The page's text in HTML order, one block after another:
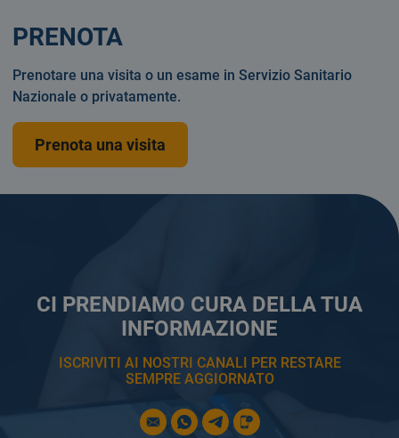
CI PRENDIAMO CURA DELLA TUA
INFORMAZIONE
ISCRIVITI AI NOSTRI CANALI PER RESTARE
SEMPRE AGGIORNATO
PRENOTA
Prenotare una visita o un esame in Servizio Sanitario
Nazionale o privatamente.
Prenota una visita